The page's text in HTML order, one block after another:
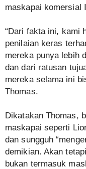
maskapai komersial
“Dari fakta ini, kami
penilaian keras
mereka punya lebih
dan dari ratusan
mereka selama ini
Thomas.
Dikatakan Thomas,
maskapai seperti
dan sungguh
demikian. Akan
bukan termasuk